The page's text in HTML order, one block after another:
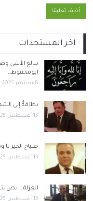
اخر المستجدات
ببالغ الأسى
ابومحفوظ…
8 سبتمبر 2025
بطاقةٌ إلى
13 أغسطس 2025
صباح الخير
13 أغسطس 2025
العزلة…. نص
13 أغسطس 2025